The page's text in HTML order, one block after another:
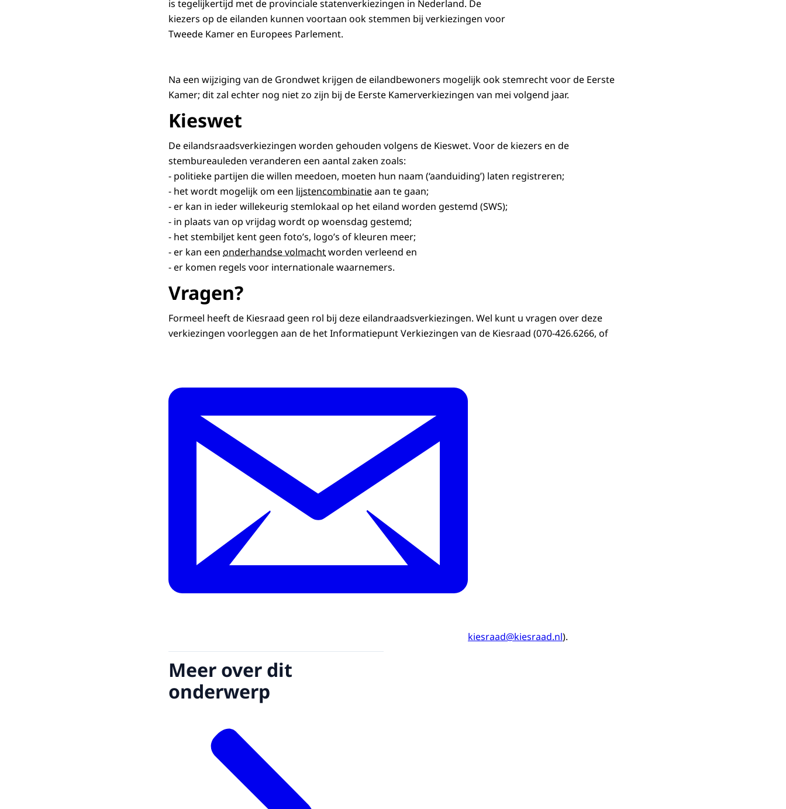
is tegelijkertijd met de provinciale statenverkiezingen in Nederland. De
kiezers op de eilanden kunnen voortaan ook stemmen bij verkiezingen voor
Tweede Kamer en Europees Parlement.
Na een wijziging van de Grondwet krijgen de eilandbewoners mogelijk ook stemrecht voor de Eerste
Kamer; dit zal echter nog niet zo zijn bij de Eerste Kamerverkiezingen van mei volgend jaar.
Kieswet
De eilandsraadsverkiezingen worden gehouden volgens de Kieswet. Voor de kiezers en de
stembureauleden veranderen een aantal zaken zoals:
- politieke partijen die willen meedoen, moeten hun naam (‘aanduiding’) laten registreren;
- het wordt mogelijk om een lijstencombinatieaan te gaan;
- er kan in ieder willekeurig stemlokaal op het eiland worden gestemd (SWS);
- in plaats van op vrijdag wordt op woensdag gestemd;
- het stembiljet kent geen foto’s, logo’s of kleuren meer;
- er kan een onderhandse volmachtworden verleend en
- er komen regels voor internationale waarnemers.
Vragen?
Formeel heeft de Kiesraad geen rol bij deze eilandraadsverkiezingen. Wel kunt u vragen over deze
verkiezingen voorleggen aan de het Informatiepunt Verkiezingen van de Kiesraad (070-426.6266, of
kiesraad@kiesraad.nl).
Meer over dit
onderwerp